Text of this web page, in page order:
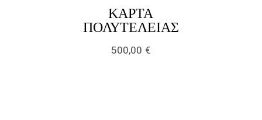
ΚΆΡΤΑ
ΠΟΛΥΤΕΛΕΊΑΣLINK
500,00 €